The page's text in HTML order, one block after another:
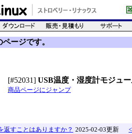
ージです。
[#52031] USB温度・湿度計モジュー
商品ページにジャンプ
返すことはありますか？ 2025-02-03更新